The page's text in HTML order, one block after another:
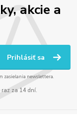
akcie a
Prihlásiť sa
zasielania newslettera.
raz za 14 dní.